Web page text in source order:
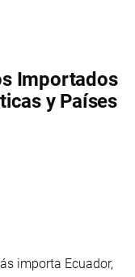
Importados
y Países
importa Ecuador,